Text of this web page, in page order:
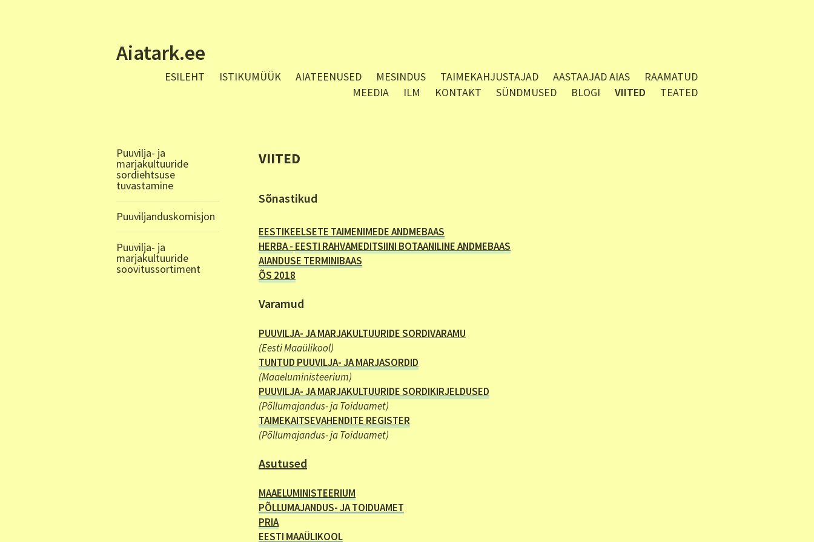
Aiatark.ee
ESILEHT ISTIKUMÜÜK AIATEENUSED MESINDUS TAIMEKAHJUSTAJAD AASTAAJAD AIAS
RAAMATUD
MEEDIA
ILM KONTAKT SÜNDMUSED BLOGI VIITED TEATED
Puuvilja- ja
marjakultuuride
sordiehtsuse
tuvastamine
Puuviljanduskomisjon
Puuvilja- ja
marjakultuuride
soovitussortiment
VIITED
Sõnastikud
EESTIKEELSETE TAIMENIMEDE ANDMEBAAS
HERBA - EESTI RAHVAMEDITSIINI BOTAANILINE ANDMEBAAS
AIANDUSE TERMINIBAAS
ÕS 2018
Varamud
PUUVILJA- JA MARJAKULTUURIDE SORDIVARAMU
(Eesti Maaülikool)
TUNTUD PUUVILJA- JA MARJASORDID
(Maaeluministeerium)
PUUVILJA- JA MARJAKULTUURIDE SORDIKIRJELDUSED
(Põllumajandus- ja Toiduamet)
TAIMEKAITSEVAHENDITE REGISTER
(Põllumajandus- ja Toiduamet)
Asutused
MAAELUMINISTEERIUM
PÕLLUMAJANDUS- JA TOIDUAMET
PRIA
EESTI MAAÜLIKOOL